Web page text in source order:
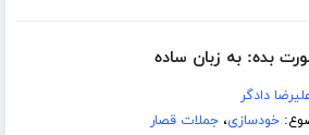
بده: به زبان ساده
دادگر
خودسازی،جملات قصار